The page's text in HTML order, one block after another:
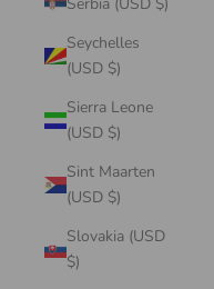
Seychelles
(USD $)
Sierra Leone
(USD $)
Sint Maarten
(USD $)
Slovakia (USD
$)